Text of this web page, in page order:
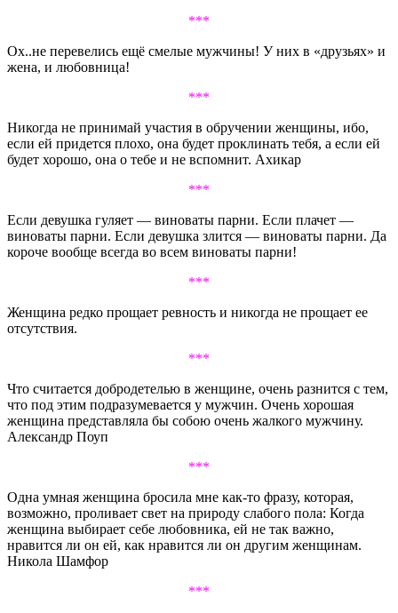
***
Ох..не перевелись ещё смелые мужчины! У них в «друзьях» и
жена, и любовница!
***
Никогда не принимай участия в обручении женщины, ибо,
если ей придется плохо, она будет проклинать тебя, а если ей
будет хорошо, она о тебе и не вспомнит. Ахикар
***
Если девушка гуляет — виноваты парни. Если плачет —
виноваты парни. Если девушка злится — виноваты парни. Да
короче вообще всегда во всем виноваты парни!
***
Женщина редко прощает ревность и никогда не прощает ее
отсутствия.
***
Что считается добродетелью в женщине, очень разнится с тем,
что под этим подразумевается у мужчин. Очень хорошая
женщина представляла бы собою очень жалкого мужчину.
Александр Поуп
***
Одна умная женщина бросила мне как-то фразу, которая,
возможно, проливает свет на природу слабого пола: Когда
женщина выбирает себе любовника, ей не так важно,
нравится ли он ей, как нравится ли он другим женщинам.
Никола Шамфор
***